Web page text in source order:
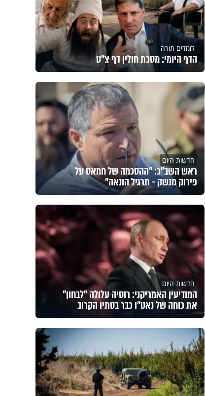
לומדים תורה
הדף היומי: מסכת חולין דף צ"ט
חדשות היום
ראש השב"כ: "ההסכמה של חמאס על
פירוק מנשק - תרגיל הונאה"
חדשות היום
המודיעין האמריקני: רוסיה עלולה "לבחון"
את כוחה של נאט"ו כבר בסתיו הקרוב